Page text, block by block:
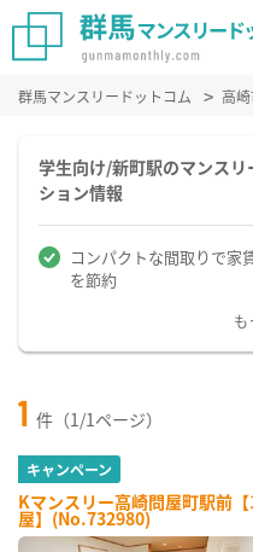
群馬マンスリードットコム 高
学生向け/新町駅のマンス
ション情報
コンパクトな間取りで家
を節約
も
1 件（1/1ページ）
キャンペーン
Kマンスリー高崎問屋町駅前
屋】(No.732980)